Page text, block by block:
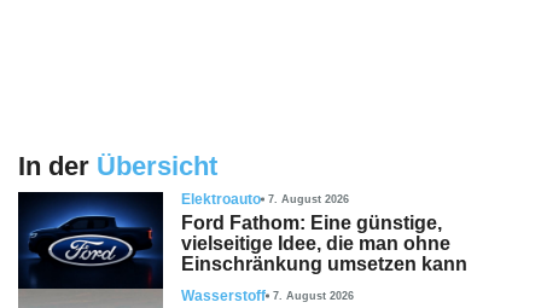
In der Übersicht
Elektroauto 7. August 2026
Ford Fathom: Eine günstige,
vielseitige Idee, die man ohne
Einschränkung umsetzen kann
Wasserstoff 7. August 2026